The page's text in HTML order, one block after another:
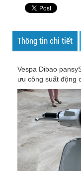
Thông tin chi tiết
Vespa Dibao
ưu công suất động